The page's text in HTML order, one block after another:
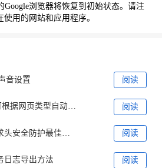
Google浏览器将恢复到初始状态。请注
用的网站和应用程序。
音设置 阅读
google浏览器是否可根据网页类型自动切换UI风格 阅读
阅读
日志导出方法 阅读